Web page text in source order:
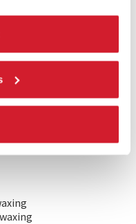
Dora Nedeczky –